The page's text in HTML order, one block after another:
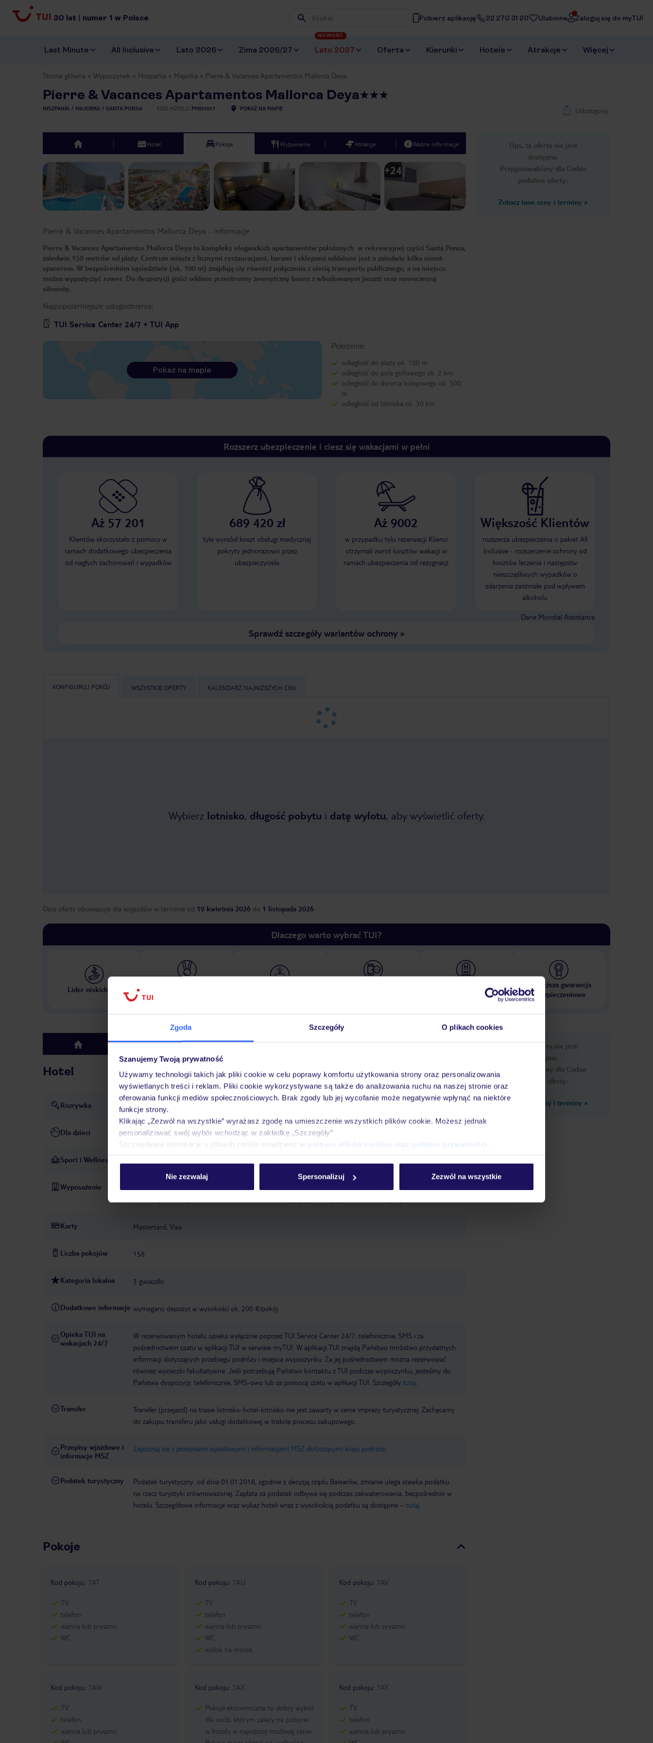
Zgoda Szczegóły O plikach cookies
Szanujemy Twoją prywatność
Używamy technologii takich jak pliki cookie w celu poprawy komfortu użytkowania strony oraz personalizowania
wyświetlanych treści i reklam. Pliki cookie wykorzystywane są także do analizowania ruchu na naszej stronie oraz
oferowania funkcji mediów społecznościowych. Brak zgody lub jej wycofanie może negatywnie wpłynąć na niektóre
funkcje strony.
Klikając „Zezwól na wszystkie” wyrażasz zgodę na umieszczenie wszystkich plików cookie. Możesz jednak
personalizować swój wybór wchodząc w zakładkę „Szczegóły”
Szczegółowe informacje o plikach cookie znajdziesz w polityce plików cookies oraz polityce prywatności
Nie zezwalaj Spersonalizuj Zezwól na wszystkie
30 lat | numer 1 w Polsce Wpisz frazę, której szukasz
Pobierz aplikację 22 270 31 20 Ulubione Zaloguj się do myTUI
Last Minute All Inclusive Lato 2026 Zima 2026/27 Lato 2027
NOWOŚĆ
Oferta Kierunki Hotele Atrakcje Więcej
Strona główna Wypoczynek Hiszpania Majorka Pierre & Vacances Apartamentos Mallorca Deya
Pierre & Vacances Apartamentos Mallorca Deya
HISZPANIA MAJORKA SANTA PONSA KOD HOTELU PMI31017 POKAŻ NA MAPIE Udostępnij
Ups, ta oferta nie jest
dostępna.
Przygotowaliśmy dla Ciebie
podobne oferty:
Zobacz inne ceny i terminy »
top Hotel Pokoje Wyżywienie Atrakcje Ważne informacje
1 /30
+24
Pierre & Vacances Apartamentos Mallorca Deya - informacje
Pierre & Vacances Apartamentos Mallorca Deya to kompleks eleganckich apartamentów położonych w rekreacyjnej części Santa Ponsa,
zaledwie 150 metrów od plaży. Centrum miasta z licznymi restauracjami, barami i sklepami oddalone jest o zaledwie kilka minut
spacerem. W bezpośrednim sąsiedztwie (ok. 100 m) znajdują się również połączenia z siecią transportu publicznego, a na miejscu
można wypożyczyć rower. Do dyspozycji gości oddano przestronny zewnętrzny basen z wbudowanym jacuzzi oraz nowoczesną
siłownię.
Najpopularniejsze udogodnienia:
TUI Service Center 24/7 + TUI App
Położenie:
odległość do plaży ok. 100 m
odległość do pola golfowego ok. 2 km
odległość do dworca kolejowego ok. 500
m
odległość od lotniska ok. 30 km
Pokaż na mapie
Rozszerz ubezpieczenie i ciesz się wakacjami w pełni
Aż 57 201
Klientów skorzystało z pomocy w
ramach dodatkowego ubezpieczenia
od nagłych zachorowań i wypadków
689 420 zł
tyle wyniósł koszt obsługi medycznej
pokryty jednorazowo przez
ubezpieczyciela
Aż 9002
w przypadku tylu rezerwacji Klienci
otrzymali zwrot kosztów wakacji w
ramach ubezpieczenia od rezygnacji
Większość Klientów
rozszerza ubezpieczenia o pakiet All
Inclusive - rozszerzenie ochrony od
kosztów leczenia i następstw
nieszczęśliwych wypadków o
zdarzenia zaistniałe pod wpływem
alkoholu
Dane Mondial Assistance
Sprawdź szczegóły wariantów ochrony»
KONFIGURUJ POKÓJ WSZYSTKIE OFERTY KALENDARZ NAJNIŻSZYCH CEN
Wybierz lotnisko, długość pobytu i datę wylotu, aby wyświetlić oferty.
Opis oferty obowiązuje dla wyjazdów w terminie od 19 kwietnia 2026 do 1 listopada 2026
Dlaczego warto wybrać TUI?
Lider niskich cen
Najwyższa gwarancja
ubezpieczeniowa
top Hotel Pokoje Wyżywienie Atrakcje Ważne informacje
Hotel
Rozrywka dyskoteka lub klub nocny
Dla dzieci basen dla dzieci pokój zabaw
Sport i Wellness
Wyposażenie sala konferencyjna winda
Karty Mastercard, Visa
Liczba pokojów 158
Kategoria lokalna 3 gwiazdki
Dodatkowe informacje wymagany depozyt w wysokości ok. 200 €/pokój
Opieka TUI na
wakacjach 24/7
W rezerwowanym hotelu opieka wyłącznie poprzez TUI Service Center 24/7: telefonicznie, SMS i za
pośrednictwem czatu w aplikacji TUI w serwisie myTUI. W aplikacji TUI znajdą Państwo mnóstwo przydatnych
informacji dotyczących przebiegu podróży i miejsca wypoczynku. Za jej pośrednictwem można rezerwować
również wycieczki fakultatywne. Jeśli potrzebują Państwo kontaktu z TUI podczas wypoczynku, jesteśmy do
Państwa dyspozycji: telefonicznie, SMS-owo lub za pomocą czatu w aplikacji TUI. Szczegóły tutaj
Transfer
Transfer (przejazd) na trasie lotnisko-hotel-lotnisko nie jest zawarty w cenie imprezy turystycznej. Zachęcamy
do zakupu transferu jako usługi dodatkowej w trakcie procesu zakupowego.
Przepisy wjazdowe i
informacje MSZ
Zapoznaj się z przepisami wjazdowymi i informacjami MSZ dotyczącymi kraju podróży.
Podatek turystyczny
Podatek turystyczny: od dnia 01.01.2018, zgodnie z decyzją rządu Balearów, zmianie ulega stawka podatku
na rzecz turystyki zrównoważonej. Zapłata za podatek odbywa się podczas zakwaterowania, bezpośrednio w
hotelu. Szczegółowe informacje oraz wykaz hoteli wraz z wysokością podatku są dostępne – tutaj
Pokoje
Kod pokoju: 7AT
TV
telefon
wanna lub prysznic
WC
Kod pokoju: 7AU
TV
telefon
wanna lub prysznic
WC
widok na morze
Kod pokoju: 7AV
TV
telefon
wanna lub prysznic
WC
Kod pokoju: 7AW
TV
telefon
wanna lub prysznic
Kod pokoju: 7AX
Pokoje ekonomiczne to dobry wybór
dla osób, którym zależy na pobycie
w hotelu w najniższej możliwej cenie.
Kod pokoju: 7AY
TV
telefon
wanna lub prysznic
Ups, ta oferta nie jest
dostępna.
Przygotowaliśmy dla Ciebie
podobne oferty:
Zobacz inne ceny i terminy »